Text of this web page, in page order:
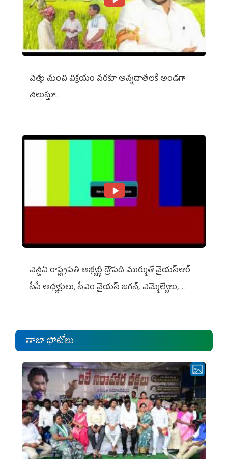
విత్తు నుంచి విక్రయం వరకూ అన్నదాతలకి అండగా
నిలుస్తూ..
ఎన్డీఏ రాష్ట్ర‌ప‌తి అభ్య‌ర్థి ద్రౌప‌ది ముర్ముతో వైయ‌స్ఆర్
సీపీ అధ్య‌క్షులు, సీఎం వైయ‌స్ జ‌గ‌న్, ఎమ్మెల్యేలు,
తాజా ఫోటోలు